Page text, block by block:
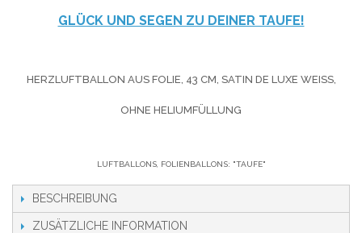
GLÜCK UND SEGEN ZU DEINER TAUFE!
HERZLUFTBALLON AUS FOLIE, 43 CM, SATIN DE LUXE WEISS, O
HNE HELIUMFÜLLUNG
LUFTBALLONS, FOLIENBALLONS: "TAUFE"
BESCHREIBUNG
ZUSÄTZLICHE INFORMATION